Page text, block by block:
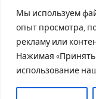
Мы используем
опыт просмотра,
рекламу или
Нажимая «Принять
использование